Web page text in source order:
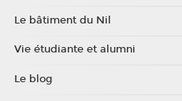
Le bâtiment du Nil
Vie étudiante et alumni
Le blog